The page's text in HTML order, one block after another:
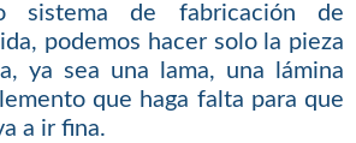
sistema de fabricación de
podemos hacer solo la pieza
ya sea una lama, una lámina
que haga falta para que
a ir fina.